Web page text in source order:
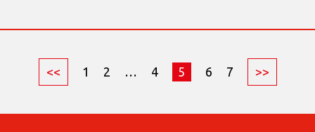
<< 1 2 … 4 5 6 7 >>